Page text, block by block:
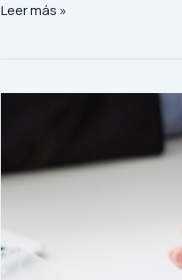
ODECU
con
en
transporte
Leer más »